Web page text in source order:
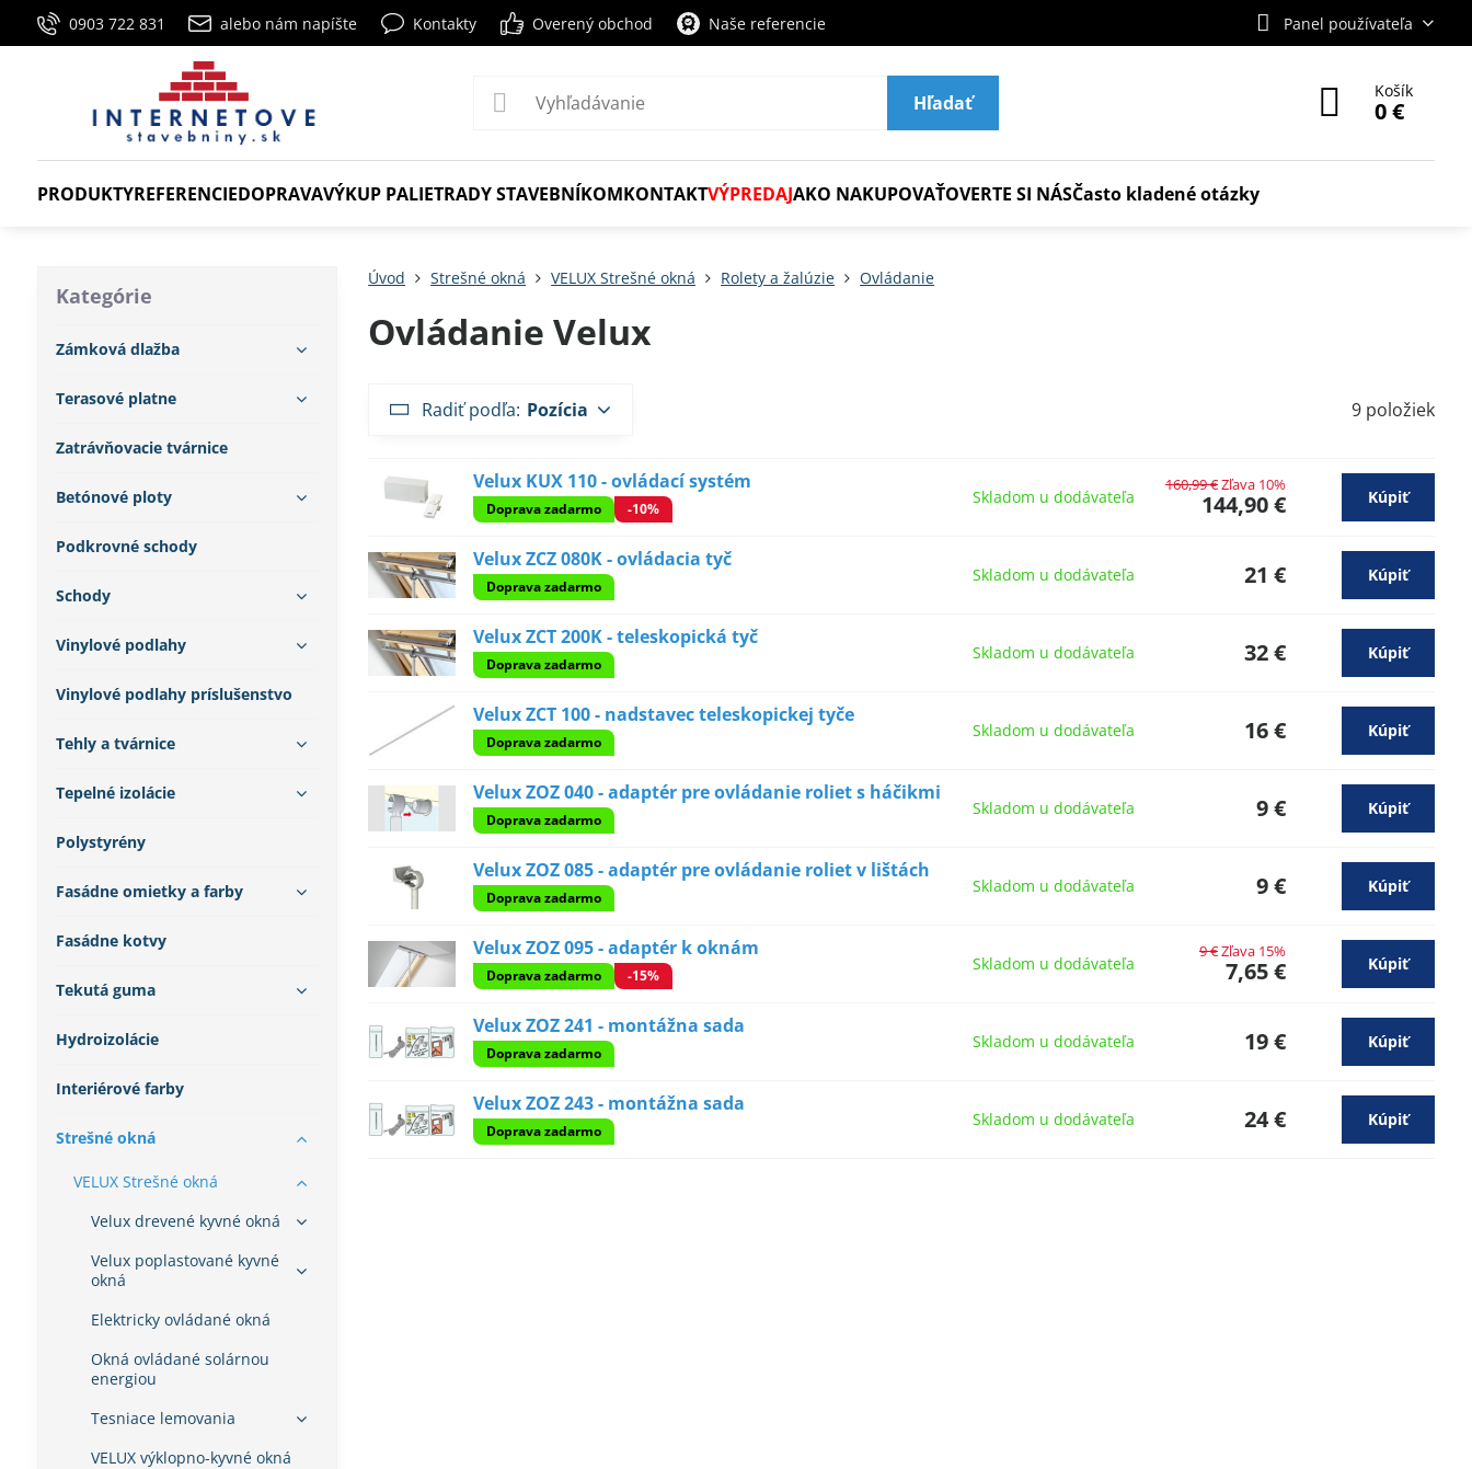
0903 722 831 alebo nám napíšte Kontakty Overený obchod Naše referencie Panel používateľa
Hľadať
Košík
0 €
PRODUKTYREFERENCIEDOPRAVAVÝKUP PALIETRADY STAVEBNÍKOMKONTAKTVÝPREDAJAKO NAKUPOVAŤOVERTE SI NÁSČasto kladené otázky
Úvod Strešné okná VELUX Strešné okná Rolety a žalúzie Ovládanie
Ovládanie Velux
Radiť podľa: Pozícia 9 položiek
Velux KUX 110 - ovládací systém
Doprava zadarmo -10%
Skladom u dodávateľa 144,90 €
160,99 €Zľava 10%
Kúpiť
Velux ZCZ 080K - ovládacia tyč
Doprava zadarmo
Skladom u dodávateľa 21 € Kúpiť
Velux ZCT 200K - teleskopická tyč
Doprava zadarmo
Skladom u dodávateľa 32 € Kúpiť
Velux ZCT 100 - nadstavec teleskopickej tyče
Doprava zadarmo
Skladom u dodávateľa 16 € Kúpiť
Velux ZOZ 040 - adaptér pre ovládanie roliet s háčikmi
Doprava zadarmo
Skladom u dodávateľa 9 € Kúpiť
Velux ZOZ 085 - adaptér pre ovládanie roliet v lištách
Doprava zadarmo
Skladom u dodávateľa 9 € Kúpiť
Velux ZOZ 095 - adaptér k oknám
Doprava zadarmo -15%
Skladom u dodávateľa 7,65 €
9 €Zľava 15%
Kúpiť
Velux ZOZ 241 - montážna sada
Doprava zadarmo
Skladom u dodávateľa 19 € Kúpiť
Velux ZOZ 243 - montážna sada
Doprava zadarmo
Skladom u dodávateľa 24 € Kúpiť
Kategórie
Zámková dlažba
Terasové platne
Zatrávňovacie tvárnice
Betónové ploty
Podkrovné schody
Schody
Vinylové podlahy
Vinylové podlahy príslušenstvo
Tehly a tvárnice
Tepelné izolácie
Polystyrény
Fasádne omietky a farby
Fasádne kotvy
Tekutá guma
Hydroizolácie
Interiérové farby
Strešné okná
VELUX Strešné okná
Velux drevené kyvné okná
Velux poplastované kyvné
okná
Elektricky ovládané okná
Okná ovládané solárnou
energiou
Tesniace lemovania
VELUX výklopno-kyvné okná